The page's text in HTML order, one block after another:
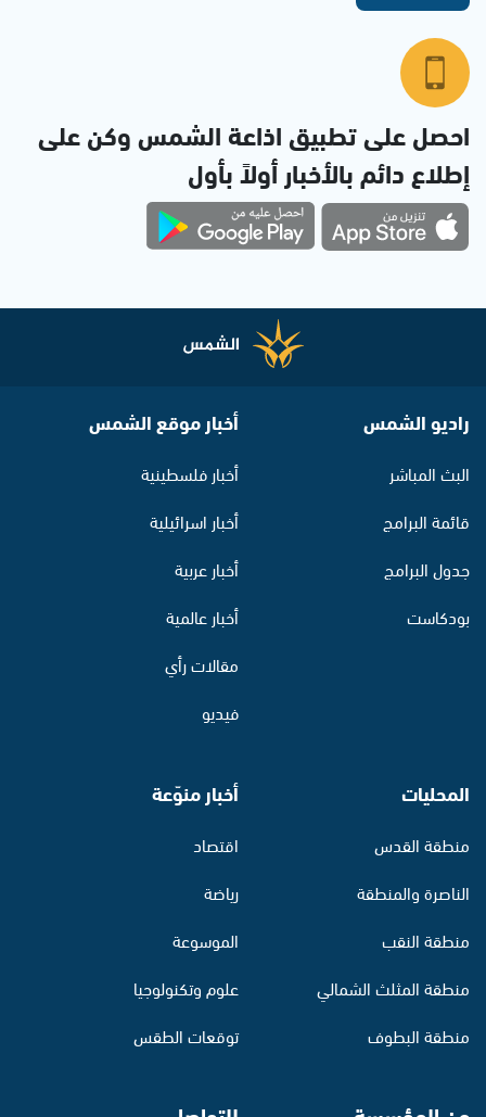
احصل على تطبيق اذاعة الشمس وكن على
إطلاع دائم بالأخبار أولاً بأول
راديو الشمس
البث المباشر
قائمة البرامج
جدول البرامج
بودكاست
أخبار موقع الشمس
أخبار فلسطينية
أخبار اسرائيلية
أخبار عربية
أخبار عالمية
مقالات رأي
فيديو
المحليات
منطقة القدس
الناصرة والمنطقة
منطقة النقب
منطقة المثلث الشمالي
منطقة البطوف
أخبار منوّعة
اقتصاد
رياضة
الموسوعة
علوم وتكنولوجيا
توقعات الطقس